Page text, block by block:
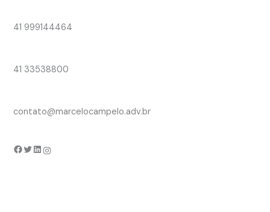
41 999144464
41 33538800
contato@marcelocampelo.adv.br